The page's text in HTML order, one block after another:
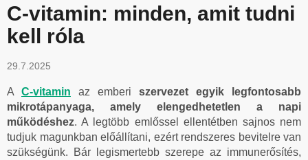
C-vitamin: minden, amit tudni
kell róla
29.7.2025
A C-vitamin az emberi szervezet egyik legfontosabb
mikrotápanyaga, amely elengedhetetlen a napi
működéshez. A legtöbb emlőssel ellentétben sajnos nem
tudjuk magunkban előállítani, ezért rendszeres bevitelre van
szükségünk. Bár legismertebb szerepe az immunerősítés,